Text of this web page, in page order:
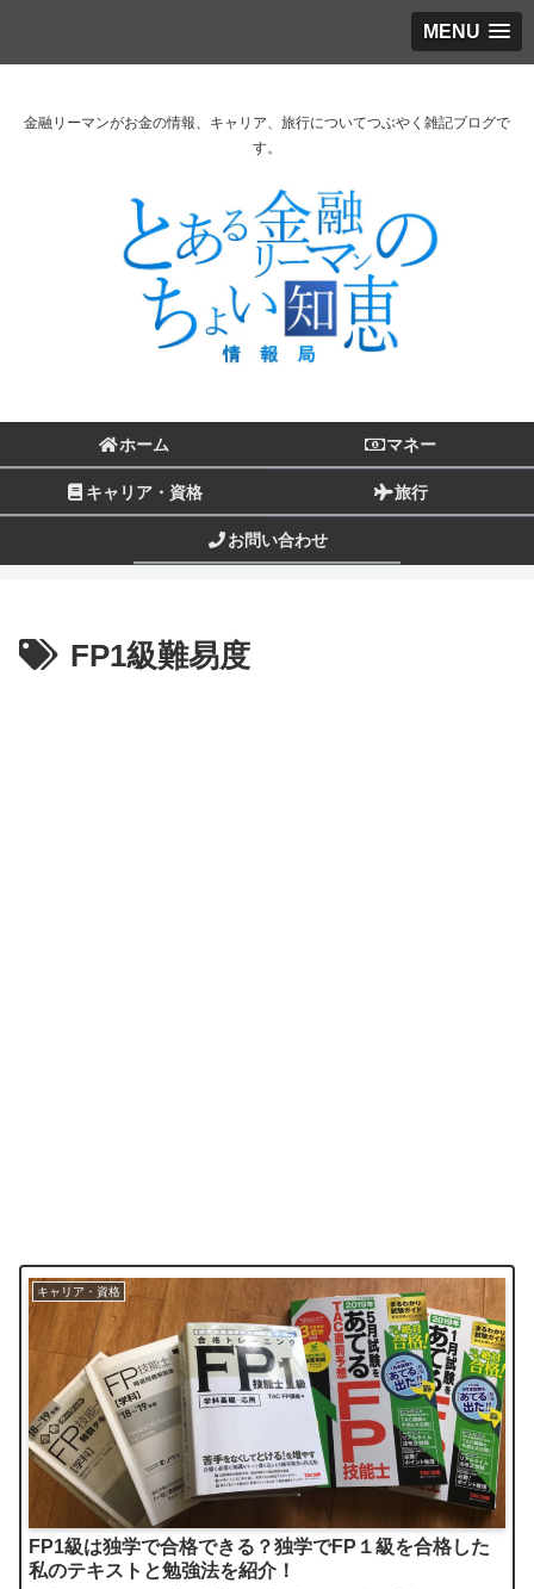
MENU
金融リーマンがお金の情報、キャリア、旅行についてつぶやく雑記ブログで
す。
ホーム マネー
キャリア・資格 旅行
お問い合わせ
FP1級難易度
キャリア・資格
FP1級は独学で合格できる？独学でFP１級を合格した
私のテキストと勉強法を紹介！